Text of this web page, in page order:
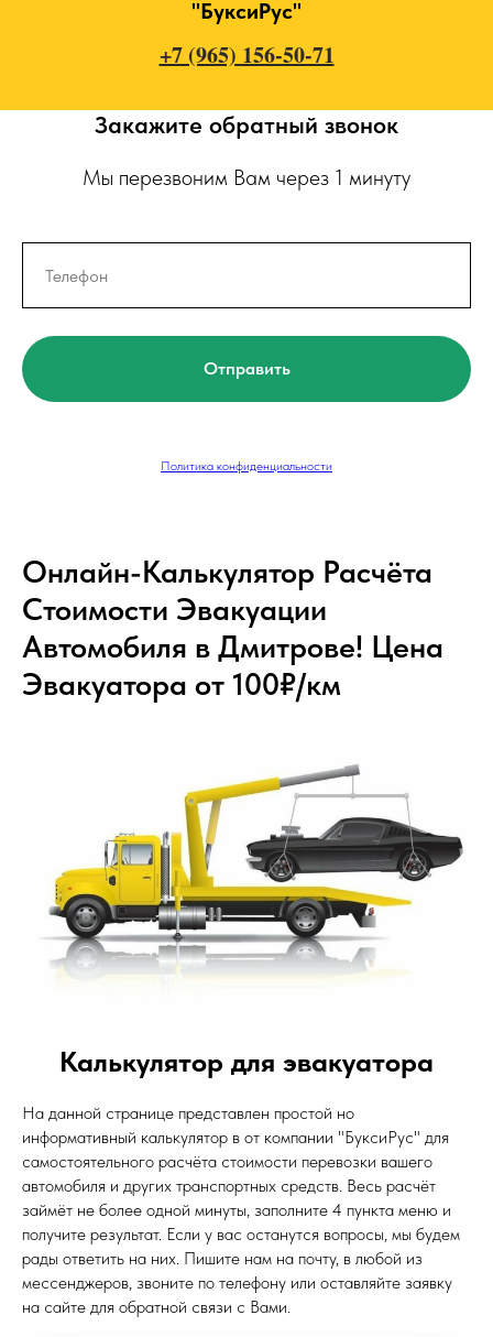
"БуксиРус"
+7 (965) 156-50-71
Закажите обратный звонок
Мы перезвоним Вам через 1 минуту
Отправить
Политика конфиденциальности
Онлайн-Калькулятор Расчёта
Стоимости Эвакуации
Автомобиля в Дмитрове! Цена
Эвакуатора от 100₽/км
Калькулятор для эвакуатора
На данной странице представлен простой но
информативный калькулятор в от компании "БуксиРус" для
самостоятельного расчёта стоимости перевозки вашего
автомобиля и других транспортных средств. Весь расчёт
займёт не более одной минуты, заполните 4 пункта меню и
получите результат. Если у вас останутся вопросы, мы будем
рады ответить на них. Пишите нам на почту, в любой из
мессенджеров, звоните по телефону или оставляйте заявку
на сайте для обратной связи с Вами.